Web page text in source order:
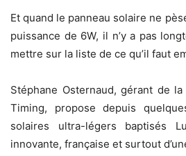
Et quand le panneau solaire ne
puissance de 6W, il n’y a pas
mettre sur la liste de ce qu’il faut
Stéphane Osternaud, gérant de
Timing, propose depuis
solaires ultra-légers baptisés
innovante, française et surtout